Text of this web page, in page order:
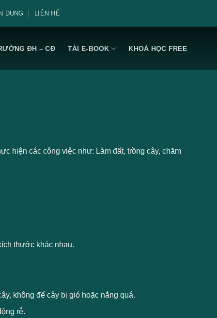
DỤNG LIÊN HỆ
ĐH – CĐ TẢI E-BOOK KHOÁ HỌC FREE
hiện các công việc như: Làm đất, trồng cây, chăm
thước khác nhau.
không để cây bị gió hoặc nắng quá.
rễ.